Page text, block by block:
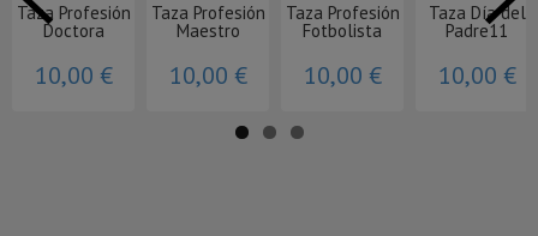
Taza Profesión
Doctora
10,00 €
Taza Profesión
Maestro
10,00 €
Taza Profesión
Fotbolista
10,00 €
Taza Día del
Padre11
10,00 €